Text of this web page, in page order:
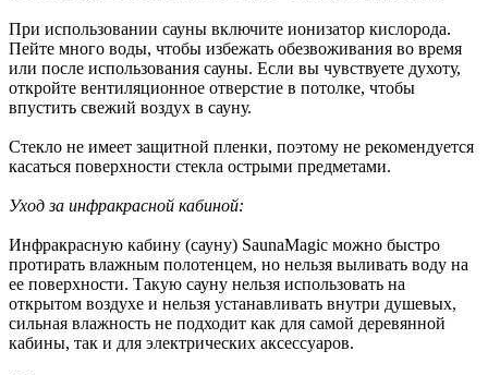
При использовании сауны включите ионизатор кислорода.
Пейте много воды, чтобы избежать обезвоживания во время
или после использования сауны. Если вы чувствуете духоту,
откройте вентиляционное отверстие в потолке, чтобы
впустить свежий воздух в сауну.
Стекло не имеет защитной пленки, поэтому не рекомендуется
касаться поверхности стекла острыми предметами.
Уход за инфракрасной кабиной:
Инфракрасную кабину (сауну) SaunaMagic можно быстро
протирать влажным полотенцем, но нельзя выливать воду на
ее поверхности. Такую сауну нельзя использовать на
открытом воздухе и нельзя устанавливать внутри душевых,
сильная влажность не подходит как для самой деревянной
кабины, так и для электрических аксессуаров.